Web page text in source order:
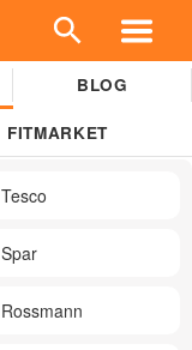
BLOG
FITMARKET
Tesco
Spar
Rossmann